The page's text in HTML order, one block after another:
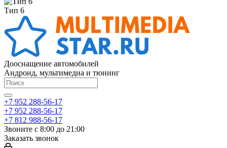
Тип 6
Дооснащение автомобилей
Андроид, мультимедиа и тюнинг
+7 952 288-56-17
+7 952 288-56-17
+7 812 988-56-17
Звоните с 8:00 до 21:00
Заказать звонок